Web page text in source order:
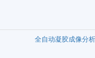
全自动凝胶成像分